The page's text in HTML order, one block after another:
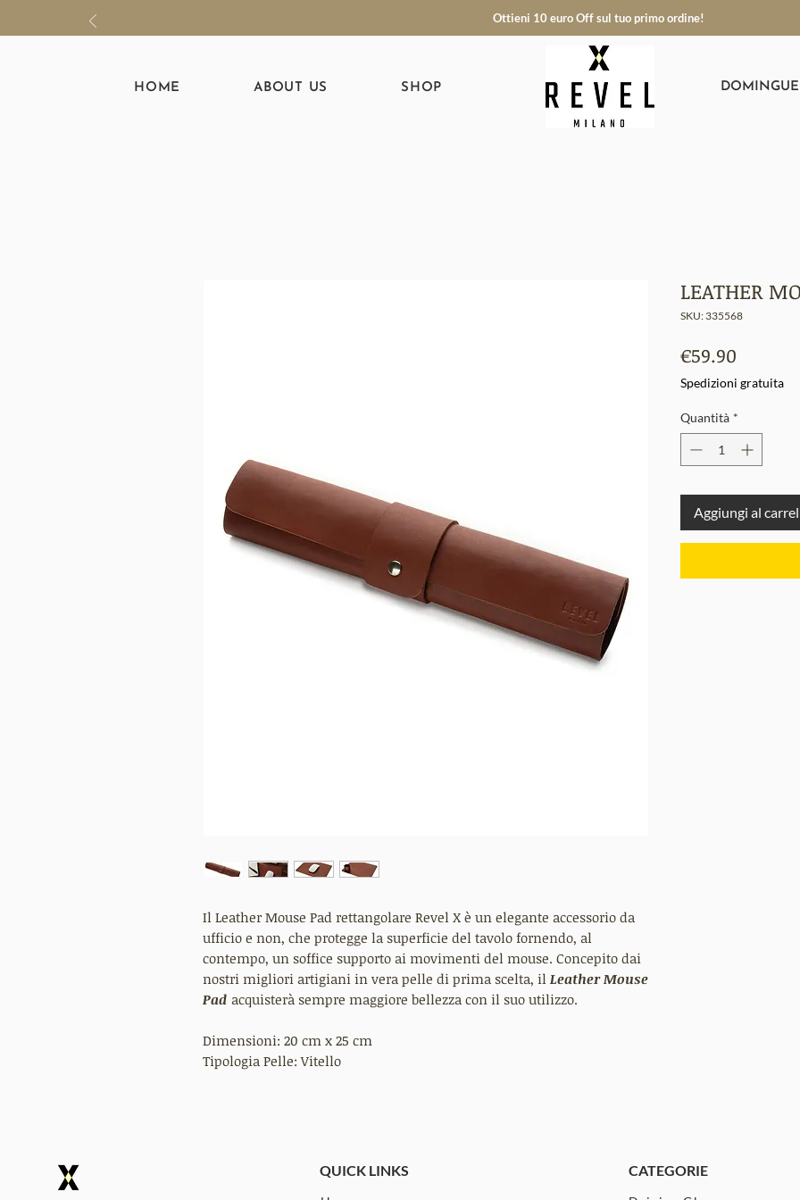
Ottieni 10 euro Off sul tuo primo ordine!
HOME ABOUT US SHOP
Il Leather Mouse Pad rettangolare Revel X è un elegante accessorio da
ufficio e non, che protegge la superficie del tavolo fornendo, al
contempo, un soffice supporto ai movimenti del mouse. Concepito dai
nostri migliori artigiani in vera pelle di prima scelta, il Leather Mouse
Pad acquisterà sempre maggiore bellezza con il suo utilizzo.
Dimensioni: 20 cm x 25 cm
Tipologia Pelle: Vitello
LEATHER
SKU: 335568
€59.90
Spedizioni gratuita
Quantità *
Aggiungi al
QUICK LINKS CATEGORIE